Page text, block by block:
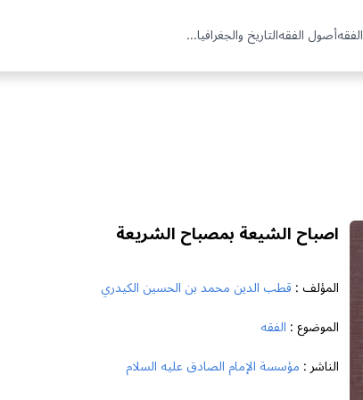
الفقهأصول الفقهالتاريخ والجغرافيا...
اصباح الشيعة بمصباح الشريعة
المؤلف : قطب الدين محمد بن الحسين الكيدري
الموضوع : الفقه
الناشر : مؤسسة الإمام الصادق عليه السلام